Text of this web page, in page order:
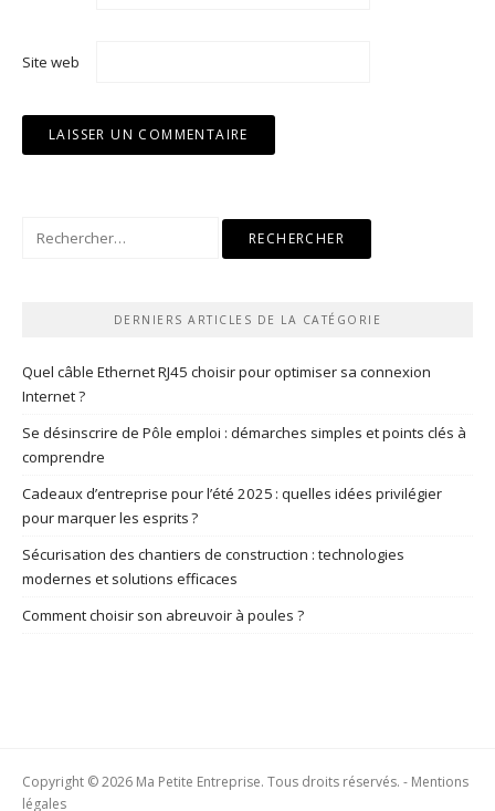
Site web
Rechercher :
DERNIERS ARTICLES DE LA CATÉGORIE
Quel câble Ethernet RJ45 choisir pour optimiser sa connexion
Internet ?
Se désinscrire de Pôle emploi : démarches simples et points clés à
comprendre
Cadeaux d’entreprise pour l’été 2025 : quelles idées privilégier
pour marquer les esprits ?
Sécurisation des chantiers de construction : technologies
modernes et solutions efficaces
Comment choisir son abreuvoir à poules ?
Copyright © 2026 Ma Petite Entreprise. Tous droits réservés. - Mentions
légales